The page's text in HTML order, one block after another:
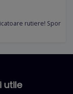
rutiere! Spor
utile